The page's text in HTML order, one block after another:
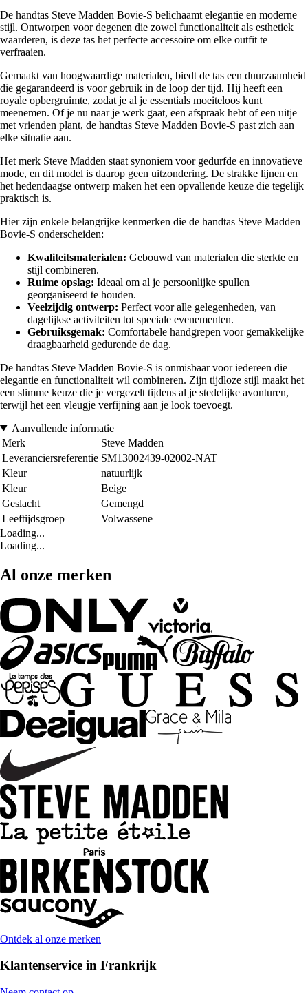
De handtas Steve Madden Bovie-S belichaamt elegantie en moderne
stijl. Ontworpen voor degenen die zowel functionaliteit als esthetiek
waarderen, is deze tas het perfecte accessoire om elke outfit te
verfraaien.
Gemaakt van hoogwaardige materialen, biedt de tas een duurzaamheid
die gegarandeerd is voor gebruik in de loop der tijd. Hij heeft een
royale opbergruimte, zodat je al je essentials moeiteloos kunt
meenemen. Of je nu naar je werk gaat, een afspraak hebt of een uitje
met vrienden plant, de handtas Steve Madden Bovie-S past zich aan
elke situatie aan.
Het merk Steve Madden staat synoniem voor gedurfde en innovatieve
mode, en dit model is daarop geen uitzondering. De strakke lijnen en
het hedendaagse ontwerp maken het een opvallende keuze die tegelijk
praktisch is.
Hier zijn enkele belangrijke kenmerken die de handtas Steve Madden
Bovie-S onderscheiden:
Kwaliteitsmaterialen: Gebouwd van materialen die sterkte en
stijl combineren.
Ruime opslag: Ideaal om al je persoonlijke spullen
georganiseerd te houden.
Veelzijdig ontwerp: Perfect voor alle gelegenheden, van
dagelijkse activiteiten tot speciale evenementen.
Gebruiksgemak: Comfortabele handgrepen voor gemakkelijke
draagbaarheid gedurende de dag.
De handtas Steve Madden Bovie-S is onmisbaar voor iedereen die
elegantie en functionaliteit wil combineren. Zijn tijdloze stijl maakt het
een slimme keuze die je vergezelt tijdens al je stedelijke avonturen,
terwijl het een vleugje verfijning aan je look toevoegt.
Aanvullende informatie
Merk
Steve Madden
Leveranciersreferentie SM13002439-02002-NAT
Kleur
natuurlijk
Kleur
Beige
Geslacht
Gemengd
Leeftijdsgroep
Volwassene
Loading...
Loading...
Al onze merken
Ontdek al onze merken
Klantenservice in Frankrijk